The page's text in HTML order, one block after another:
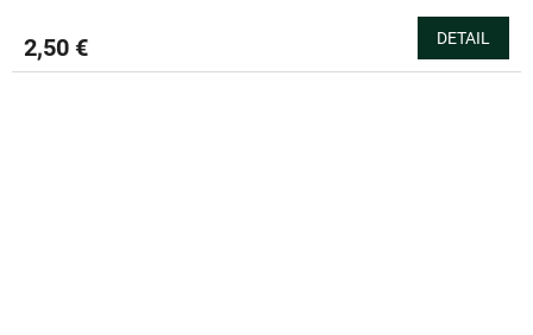
je
5,0
2,50 € DETAIL